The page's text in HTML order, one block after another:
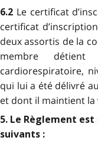
6.2 Le certificat
certificat
deux assortis de la
membre
cardiorespiratoire,
qui lui a été délivré
et dont il maintient la
5. Le Règlement
suivants :